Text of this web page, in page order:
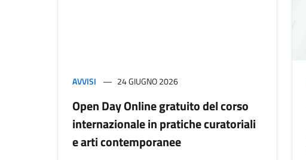
AVVISI 24 GIUGNO 2026
Open Day Online gratuito del corso
internazionale in pratiche curatoriali
e arti contemporanee